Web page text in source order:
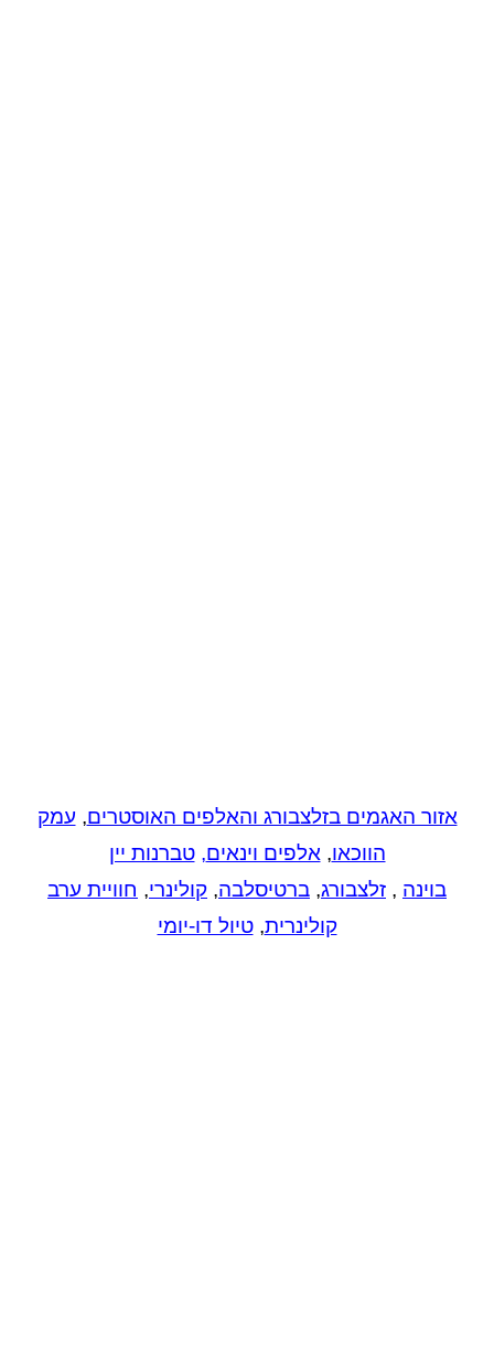
אזור האגמים בזלצבורג והאלפים האוסטרים,עמק
הווכאו,אלפים וינאים,טברנות יין
בוינה ,זלצבורג,ברטיסלבה,קולינרי,חוויית ערב
קולינרית,טיול דו-יומי